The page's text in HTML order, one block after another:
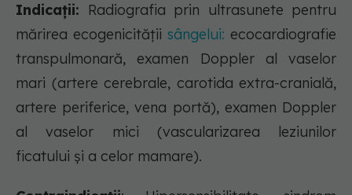
Indicații: Radiografia prin ultrasunete pentru
mărirea ecogenicităţii sângelui: ecocardiografie
transpulmonară, examen Doppler al vaselor
mari (artere cerebrale, carotida extra-cranială,
artere periferice, vena portă), examen Doppler
al vaselor mici (vascularizarea leziunilor
ficatului şi a celor mamare).